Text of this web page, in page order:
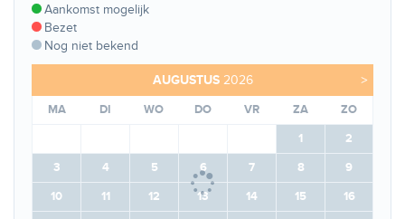
Aankomst mogelijk
Bezet
Nog niet bekend
>
AUGUSTUS 2026
MA DI WO DO VR ZA
ZO
1
2
3
4 5 6 7 8
9
10
11 12 13 14 15
16